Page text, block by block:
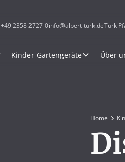
+49 2358 2727-0info@albert-turk.deTurk
Kinder-Gartengeräte Über
Home